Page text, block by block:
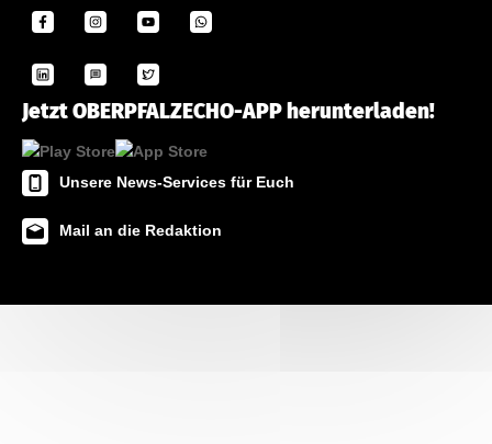
Jetzt OBERPFALZECHO-APP herunterladen!
Unsere News-Services für Euch
Mail an die Redaktion